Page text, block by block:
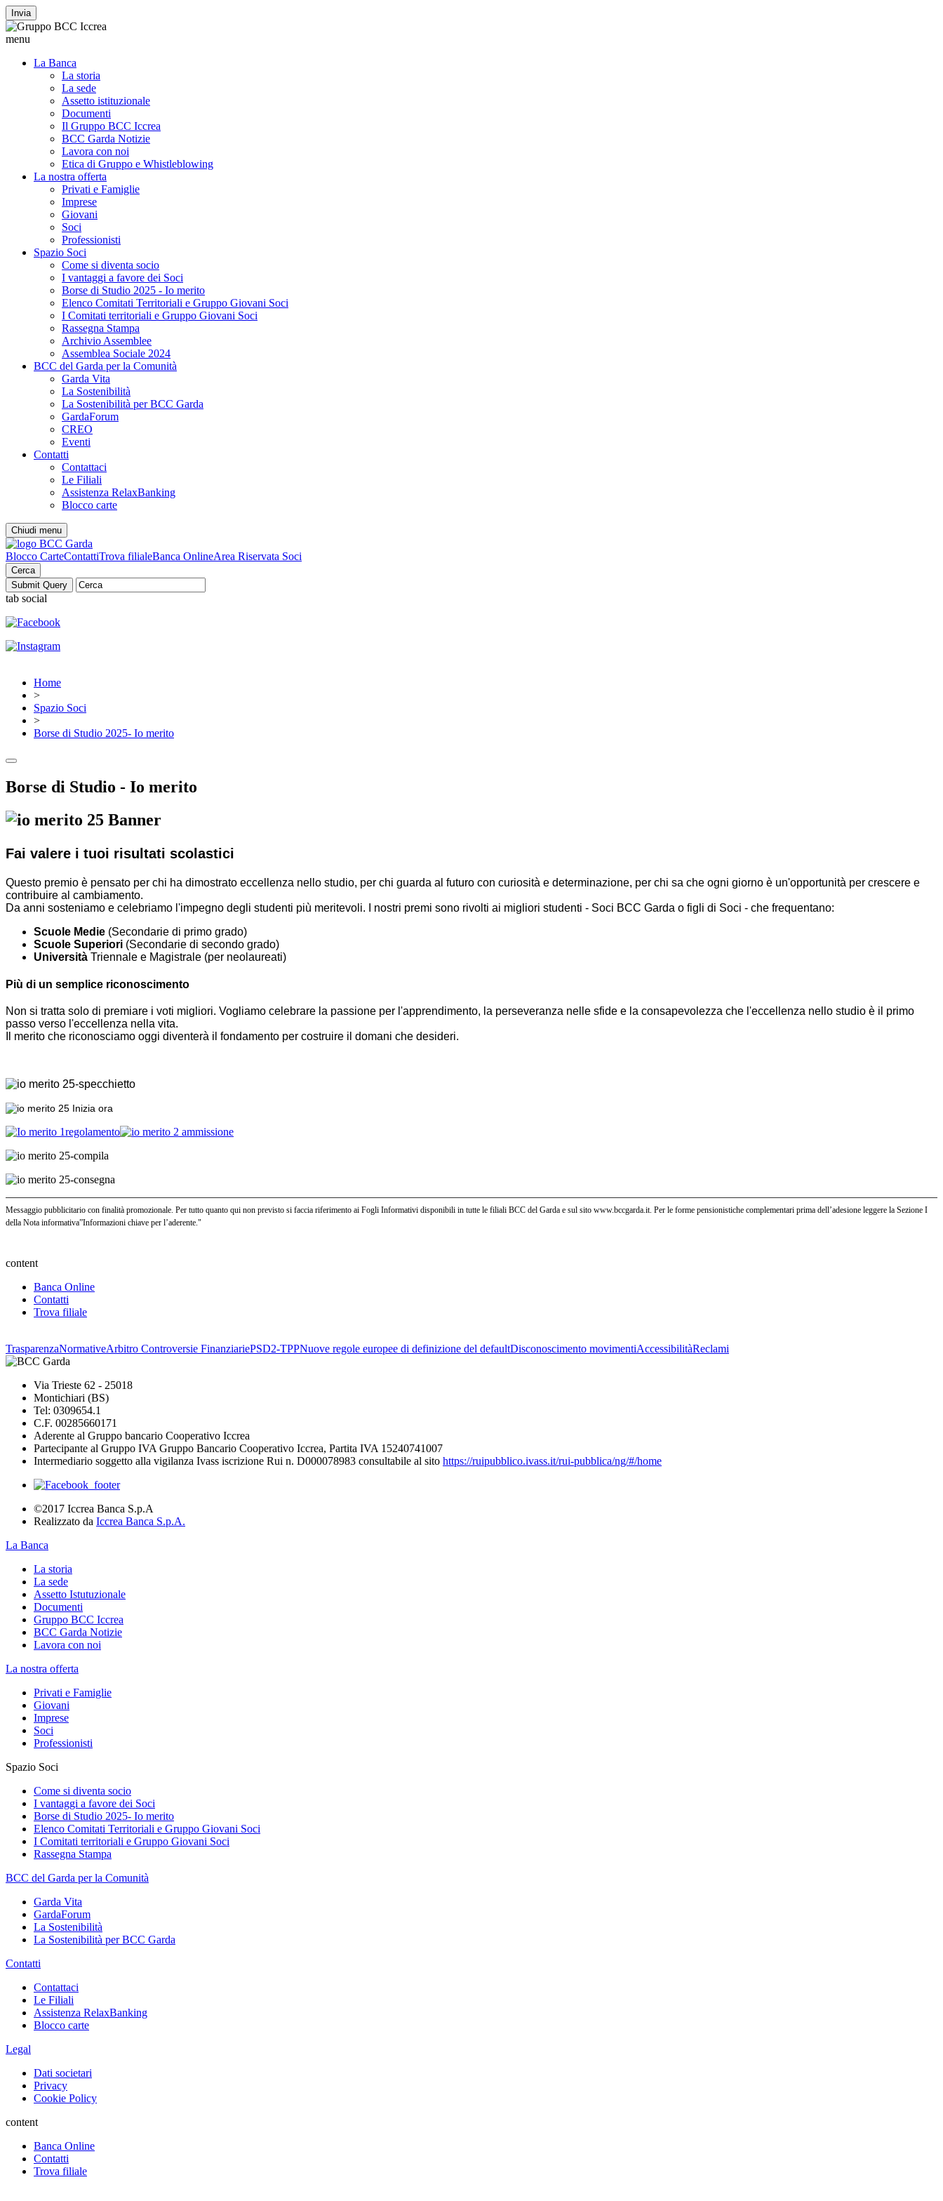
Invia
menu
La Banca
La storia
La sede
Assetto istituzionale
Documenti
Il Gruppo BCC Iccrea
BCC Garda Notizie
Lavora con noi
Etica di Gruppo e Whistleblowing
La nostra offerta
Privati e Famiglie
Imprese
Giovani
Soci
Professionisti
Spazio Soci
Come si diventa socio
I vantaggi a favore dei Soci
Borse di Studio 2025 - Io merito
Elenco Comitati Territoriali e Gruppo Giovani Soci
I Comitati territoriali e Gruppo Giovani Soci
Rassegna Stampa
Archivio Assemblee
Assemblea Sociale 2024
BCC del Garda per la Comunità
Garda Vita
La Sostenibilità
La Sostenibilità per BCC Garda
GardaForum
CREO
Eventi
Contatti
Contattaci
Le Filiali
Assistenza RelaxBanking
Blocco carte
Chiudi menu
Blocco CarteContattiTrova filialeBanca OnlineArea Riservata Soci
Cerca
tab social
Home
>
Spazio Soci
>
Borse di Studio 2025- Io merito
Borse di Studio - Io merito
Fai valere i tuoi risultati scolastici
Questo premio è pensato per chi ha dimostrato eccellenza nello studio, per chi guarda al futuro con curiosità e determinazione, per chi sa che ogni giorno è un'opportunità per crescere e
contribuire al cambiamento.
Da anni sosteniamo e celebriamo l'impegno degli studenti più meritevoli. I nostri premi sono rivolti ai migliori studenti - Soci BCC Garda o figli di Soci - che frequentano:
Scuole Medie (Secondarie di primo grado)
Scuole Superiori (Secondarie di secondo grado)
Università Triennale e Magistrale (per neolaureati)
Più di un semplice riconoscimento
Non si tratta solo di premiare i voti migliori. Vogliamo celebrare la passione per l'apprendimento, la perseveranza nelle sfide e la consapevolezza che l'eccellenza nello studio è il primo
passo verso l'eccellenza nella vita.
Il merito che riconosciamo oggi diventerà il fondamento per costruire il domani che desideri.
Messaggio pubblicitario con finalità promozionale. Per tutto quanto qui non previsto si faccia riferimento ai Fogli Informativi disponibili in tutte le filiali BCC del Garda e sul sito www.bccgarda.it. Per le forme pensionistiche complementari prima dell’adesione leggere la Sezione I
della Nota informativa”Informazioni chiave per l’aderente."
content
Banca Online
Contatti
Trova filiale
TrasparenzaNormativeArbitro Controversie FinanziariePSD2-TPPNuove regole europee di definizione del defaultDisconoscimento movimentiAccessibilitàReclami
Via Trieste 62 - 25018
Montichiari (BS)
Tel: 0309654.1
C.F. 00285660171
Aderente al Gruppo bancario Cooperativo Iccrea
Partecipante al Gruppo IVA Gruppo Bancario Cooperativo Iccrea, Partita IVA 15240741007
Intermediario soggetto alla vigilanza Ivass iscrizione Rui n. D000078983 consultabile al sito https://ruipubblico.ivass.it/rui-pubblica/ng/#/home
©2017 Iccrea Banca S.p.A
Realizzato da Iccrea Banca S.p.A.
La Banca
La storia
La sede
Assetto Istutuzionale
Documenti
Gruppo BCC Iccrea
BCC Garda Notizie
Lavora con noi
La nostra offerta
Privati e Famiglie
Giovani
Imprese
Soci
Professionisti
Spazio Soci
Come si diventa socio
I vantaggi a favore dei Soci
Borse di Studio 2025- Io merito
Elenco Comitati Territoriali e Gruppo Giovani Soci
I Comitati territoriali e Gruppo Giovani Soci
Rassegna Stampa
BCC del Garda per la Comunità
Garda Vita
GardaForum
La Sostenibilità
La Sostenibilità per BCC Garda
Contatti
Contattaci
Le Filiali
Assistenza RelaxBanking
Blocco carte
Legal
Dati societari
Privacy
Cookie Policy
content
Banca Online
Contatti
Trova filiale